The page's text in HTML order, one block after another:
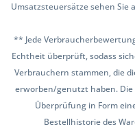
Umsatzsteuersätze sehen Sie
** Jede
Echtheit überprüft, sodass
Verbrauchern stammen, die
erworben/genutzt haben.
Überprüfung in Form
Bestellhistorie des